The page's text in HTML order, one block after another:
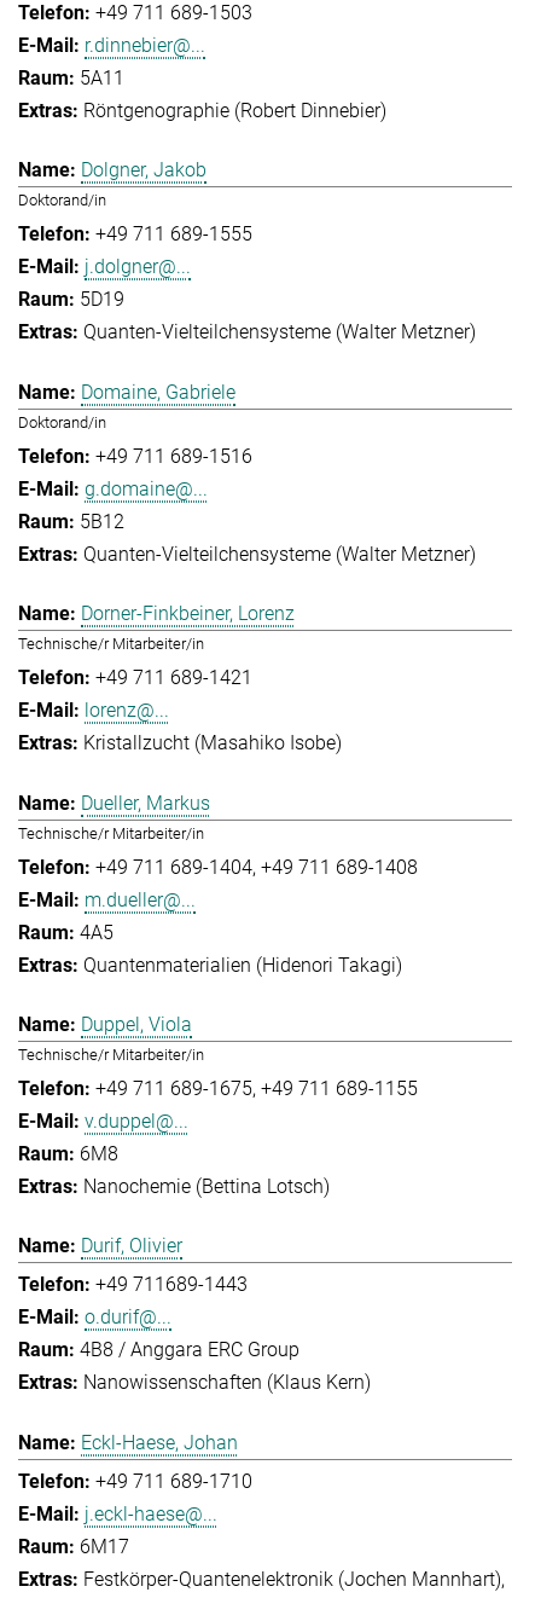
+49 711 689-1503
r.dinnebier@...
5A11
Röntgenographie (Robert Dinnebier)
Dolgner, Jakob
Doktorand/in
+49 711 689-1555
j.dolgner@...
5D19
Quanten-Vielteilchensysteme (Walter Metzner)
Domaine, Gabriele
Doktorand/in
+49 711 689-1516
g.domaine@...
5B12
Quanten-Vielteilchensysteme (Walter Metzner)
Dorner-Finkbeiner, Lorenz
Technische/r Mitarbeiter/in
+49 711 689-1421
lorenz@...
Kristallzucht (Masahiko Isobe)
Dueller, Markus
Technische/r Mitarbeiter/in
+49 711 689-1404 +49 711 689-1408
m.dueller@...
4A5
Quantenmaterialien (Hidenori Takagi)
Duppel, Viola
Technische/r Mitarbeiter/in
+49 711 689-1675 +49 711 689-1155
v.duppel@...
6M8
Nanochemie (Bettina Lotsch)
Durif, Olivier
+49 711689-1443
o.durif@...
4B8 / Anggara ERC Group
Nanowissenschaften (Klaus Kern)
Eckl-Haese, Johan
+49 711 689-1710
j.eckl-haese@...
6M17
Festkörper-Quantenelektronik (Jochen Mannhart)